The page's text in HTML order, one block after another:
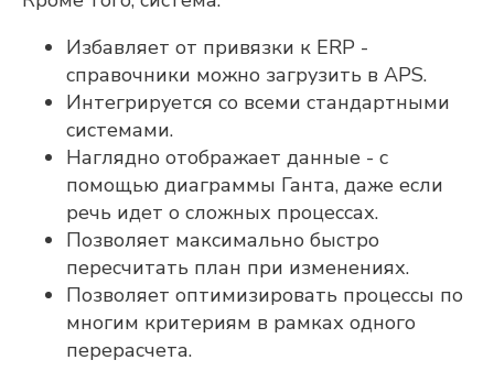
Избавляет от привязки к ERP -
справочники можно загрузить в APS.
Интегрируется со всеми стандартными
системами.
Наглядно отображает данные - с
помощью диаграммы Ганта, даже если
речь идет о сложных процессах.
Позволяет максимально быстро
пересчитать план при изменениях.
Позволяет оптимизировать процессы по
многим критериям в рамках одного
перерасчета.
Все материалы защищены авторским правом
© 2010 — 2026
ООО «Адептик Плюс»,
+7 (495) 241-02-76
expert@adeptik.com